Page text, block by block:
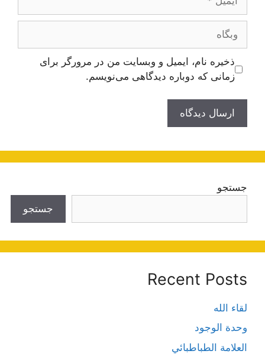
وبگاه
ذخیره نام، ایمیل و وبسایت من در مرورگر برای
زمانی که دوباره دیدگاهی می‌نویسم.
جستجو
جستجو
Recent Posts
لقاء الله
وحدة الوجود
العلامة الطباطبائي